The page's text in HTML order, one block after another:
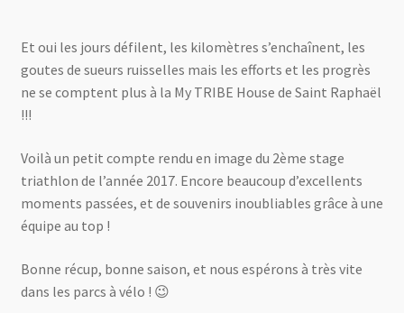
Et oui les jours défilent, les kilomètres s’enchaînent, les
goutes de sueurs ruisselles mais les efforts et les progrès
ne se comptent plus à la My TRIBE House de Saint Raphaël
!!!
Voilà un petit compte rendu en image du 2ème stage
triathlon de l’année 2017. Encore beaucoup d’excellents
moments passées, et de souvenirs inoubliables grâce à une
équipe au top !
Bonne récup, bonne saison, et nous espérons à très vite
dans les parcs à vélo ! 😉